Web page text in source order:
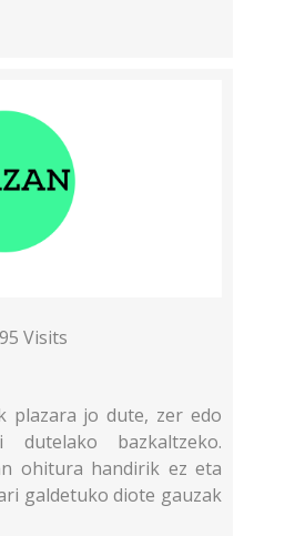
Visits
plazara jo dute, zer edo
bazkaltzeko.
ohitura handirik ez eta
galdetuko diote gauzak